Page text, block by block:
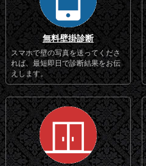
無料壁掛診断
スマホで壁の写真を送ってくださ
れば、最短即日で診断結果をお伝
えします。